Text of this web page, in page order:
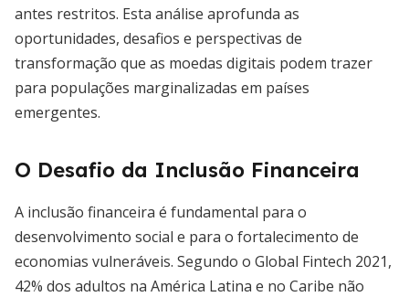
antes restritos. Esta análise aprofunda as
oportunidades, desafios e perspectivas de
transformação que as moedas digitais podem trazer
para populações marginalizadas em países
emergentes.
O Desafio da Inclusão Financeira
A inclusão financeira é fundamental para o
desenvolvimento social e para o fortalecimento de
economias vulneráveis. Segundo o Global Fintech 2021,
42% dos adultos na América Latina e no Caribe não